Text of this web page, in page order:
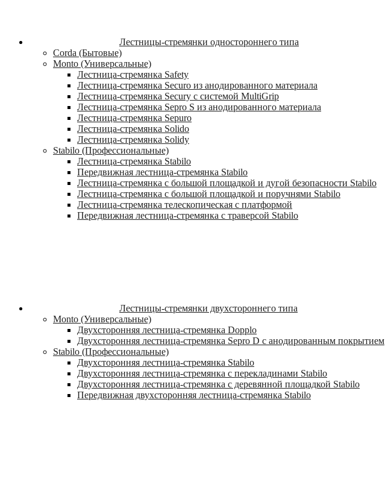
Лестницы-стремянки одностороннего типа
Corda (Бытовые)
Monto (Универсальные)
Лестница-стремянка Safety
Лестница-стремянка Securo из анодированного материала
Лестница-стремянка Secury с системой MultiGrip
Лестница-стремянка Sepro S из анодированного материала
Лестница-стремянка Sepuro
Лестница-стремянка Solido
Лестница-стремянка Solidy
Stabilo (Профессиональные)
Лестница-стремянка Stabilo
Передвижная лестница-стремянка Stabilo
Лестница-стремянка с большой площадкой и дугой безопасности Stabilo
Лестница-стремянка с большой площадкой и поручнями Stabilo
Лестница-стремянка телескопическая с платформой
Передвижная лестница-стремянка с траверсой Stabilo
Лестницы-стремянки двухстороннего типа
Monto (Универсальные)
Двухсторонняя лестница-стремянка Dopplo
Двухсторонняя лестница-стремянка Sepro D с анодированным покрытием
Stabilo (Профессиональные)
Двухсторонняя лестница-стремянка Stabilo
Двухсторонняя лестница-стремянка с перекладинами Stabilo
Двухсторонняя лестница-стремянка с деревянной площадкой Stabilo
Передвижная двухсторонняя лестница-стремянка Stabilo